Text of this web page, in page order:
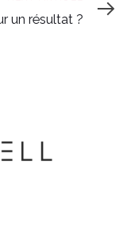
un résultat ?